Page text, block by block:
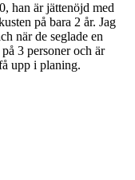
han är jättenöjd med
på bara 2 år. Jag
när de seglade en
3 personer och är
upp i planing.